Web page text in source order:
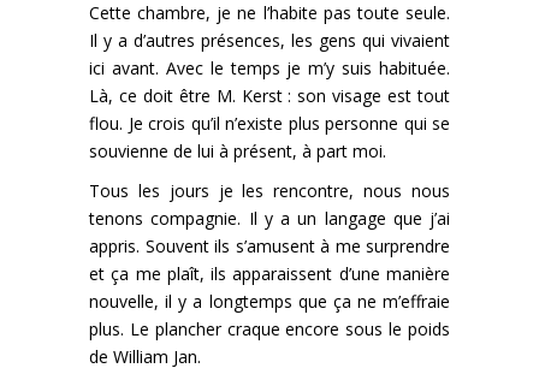
Cette chambre, je ne l’habite pas toute seule.
Il y a d’autres présences, les gens qui vivaient
ici avant. Avec le temps je m’y suis habituée.
Là, ce doit être M. Kerst : son visage est tout
flou. Je crois qu’il n’existe plus personne qui se
souvienne de lui à présent, à part moi.
Tous les jours je les rencontre, nous nous
tenons compagnie. Il y a un langage que j’ai
appris. Souvent ils s’amusent à me surprendre
et ça me plaît, ils apparaissent d’une manière
nouvelle, il y a longtemps que ça ne m’effraie
plus. Le plancher craque encore sous le poids
de William Jan.